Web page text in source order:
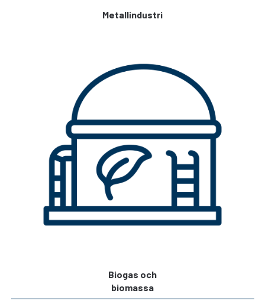
Metallindustri
Biogas och
biomassa